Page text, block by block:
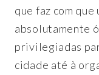
que faz com
absolutamente
privilegiadas
cidade até à